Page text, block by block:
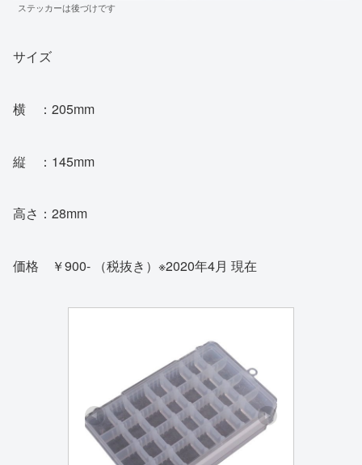
ステッカーは後づけです
サイズ
横 ：205mm
縦 ：145mm
高さ：28mm
価格 ￥900- （税抜き）※2020年4月 現在